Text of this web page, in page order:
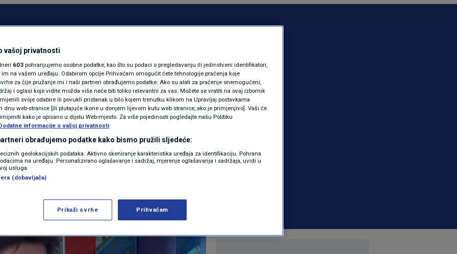
REGIJA
MAGAZIN
KOLUMNE
N1(DIS)INFO
KLIMATSKE PROMJENE
FOTO
VIDEO
ne dopuštam da
Hrvatska se
VIJESTI | 23 komentara
Više
vašoj privatnosti
603 pohranjujemo osobne podatke, kao što su podaci o pregledavanju ili jedinstveni identifikatori,
na vašem uređaju. Odabirom opcije Prihvaćam omogućit ćete tehnologije praćenja koje
za čije pružanje mi i naši partneri obrađujemo podatke. Ako su alati za praćenje onemogućeni,
i oglasi koje vidite možda više neće biti toliko relevantni za vas. Možete se vratiti na ovaj izbornik
svoje odabire ili povukli pristanak u bilo kojem trenutku klikom na Upravljaj postavkama
dnu web-stranice [ili plutajuće ikone u donjem lijevom kutu web stranice, ako je primjenjivo]. Vaši će
kako je opisano u dijelu Web-mjesto. Za više pojedinosti pogledajte našu Politiku
informacije o vašoj privatnosti
obrađujemo podatke kako bismo pružili sljedeće:
geolokacijskih podataka. Aktivno skeniranje karakteristika uređaja za identifikaciju. Pohrana
na uređaju. Personalizirano oglašavanje i sadržaj, mjerenje oglašavanja i sadržaja, uvidi u
usluga.
(dobavljača)
Prikaži svrhe Prihvaćam